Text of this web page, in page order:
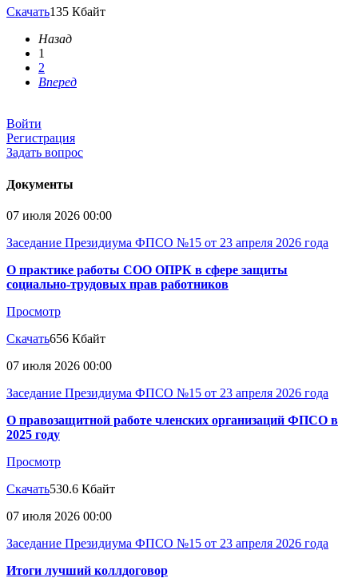
Скачать135 Кбайт
Назад
1
2
Вперед
Войти
Регистрация
Задать вопрос
Документы
07 июля 2026 00:00
Заседание Президиума ФПСО №15 от 23 апреля 2026 года
О практике работы СОО ОПРК в сфере защиты
социально-трудовых прав работников
Просмотр
Скачать656 Кбайт
07 июля 2026 00:00
Заседание Президиума ФПСО №15 от 23 апреля 2026 года
О правозащитной работе членских организаций ФПСО в
2025 году
Просмотр
Скачать530.6 Кбайт
07 июля 2026 00:00
Заседание Президиума ФПСО №15 от 23 апреля 2026 года
Итоги лучший коллдоговор